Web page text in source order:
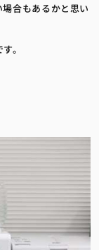
合もあるかと思い
。